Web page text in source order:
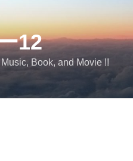
12
Book, and Movie !!